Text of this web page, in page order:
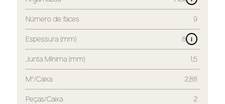
Número de faces 9
Espessura (mm) 8 i
Junta Mínima (mm) 1,5
M²/Caixa 2,88
Peças/Caixa 2